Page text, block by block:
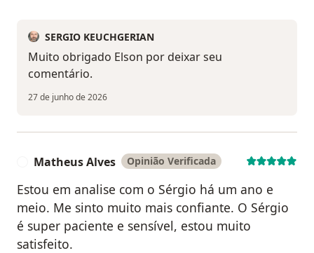
SERGIO KEUCHGERIAN
Muito obrigado Elson por deixar seu
comentário.
27 de junho de 2026
Matheus Alves Opinião Verificada
Estou em analise com o Sérgio há um ano e
meio. Me sinto muito mais confiante. O Sérgio
é super paciente e sensível, estou muito
satisfeito.